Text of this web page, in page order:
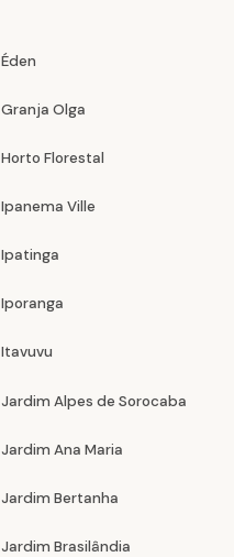
Éden
Granja Olga
Horto Florestal
Ipanema Ville
Ipatinga
Iporanga
Itavuvu
Jardim Alpes de Sorocaba
Jardim Ana Maria
Jardim Bertanha
Jardim Brasilândia